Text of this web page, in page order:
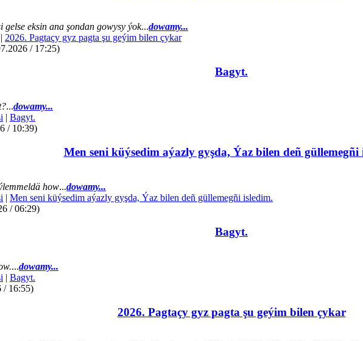
gelse eksin ana şondan gowysy ýok...dowamy...
2026. Pagtaçy gyz pagta şu geýim bilen çykar
/ 17:25)
Bagyt.
...dowamy...
| Bagyt.
/ 10:39)
Men seni küýsedim aýazly gyşda, Ýaz bilen deñ güllemegñi
how...dowamy...
| Men seni küýsedim aýazly gyşda, Ýaz bilen deñ güllemegñi isledim.
/ 06:29)
Bagyt.
...dowamy...
| Bagyt.
/ 16:55)
2026. Pagtaçy gyz pagta şu geýim bilen çykar